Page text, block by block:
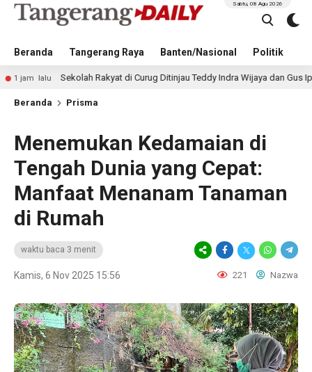
Beranda Tangerang Raya Banten/Nasional Politik
Sabtu, 08 Agu 2026
Sekolah Rakyat di Curug Ditinjau Teddy Indra Wijaya dan Gus Ipul
Beranda Prisma
Menemukan Kedamaian di
Tengah Dunia yang Cepat:
Manfaat Menanam Tanaman
di Rumah
waktu baca 3 menit
Kamis, 6 Nov 2025 15:56 221 Nazwa